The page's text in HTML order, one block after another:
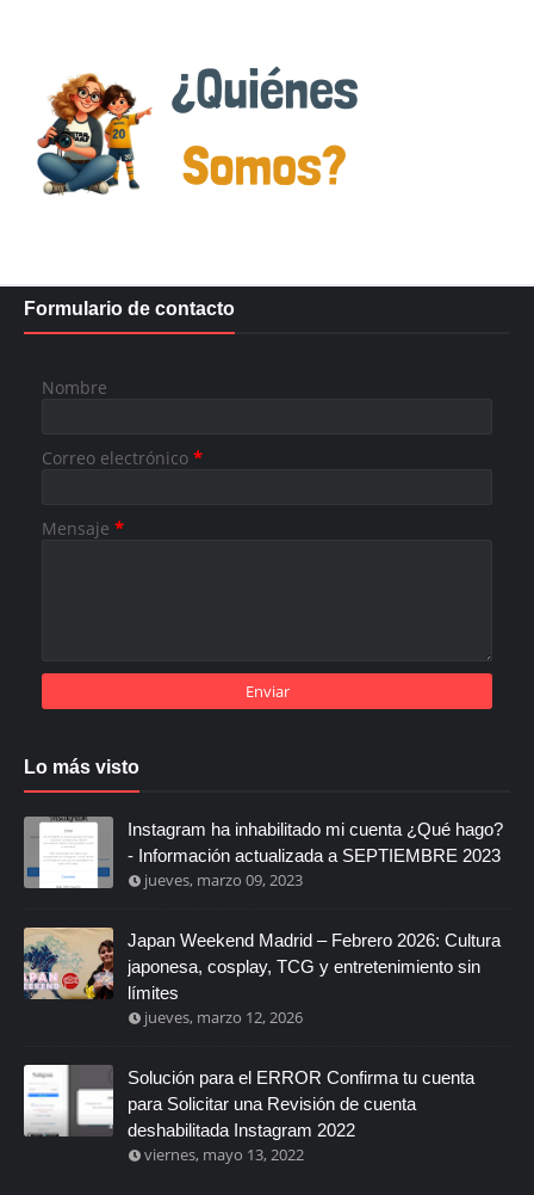
Formulario de contacto
Nombre
Correo electrónico *
Mensaje *
Lo más visto
Instagram ha inhabilitado mi cuenta ¿Qué hago?
- Información actualizada a SEPTIEMBRE 2023
jueves, marzo 09, 2023
Japan Weekend Madrid – Febrero 2026: Cultura
japonesa, cosplay, TCG y entretenimiento sin
límites
jueves, marzo 12, 2026
Solución para el ERROR Confirma tu cuenta
para Solicitar una Revisión de cuenta
deshabilitada Instagram 2022
viernes, mayo 13, 2022